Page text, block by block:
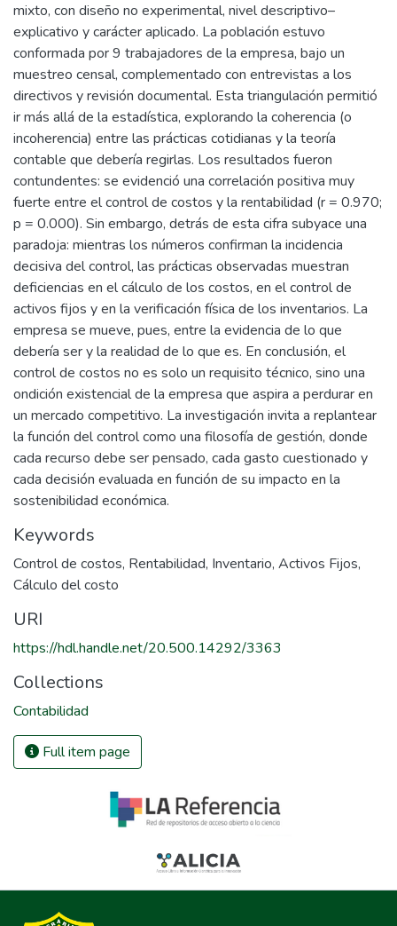
mixto, con diseño no experimental, nivel descriptivo–
explicativo y carácter aplicado. La población estuvo
conformada por 9 trabajadores de la empresa, bajo un
muestreo censal, complementado con entrevistas a los
directivos y revisión documental. Esta triangulación permitió
ir más allá de la estadística, explorando la coherencia (o
incoherencia) entre las prácticas cotidianas y la teoría
contable que debería regirlas. Los resultados fueron
contundentes: se evidenció una correlación positiva muy
fuerte entre el control de costos y la rentabilidad (r = 0.970;
p = 0.000). Sin embargo, detrás de esta cifra subyace una
paradoja: mientras los números confirman la incidencia
decisiva del control, las prácticas observadas muestran
deficiencias en el cálculo de los costos, en el control de
activos fijos y en la verificación física de los inventarios. La
empresa se mueve, pues, entre la evidencia de lo que
debería ser y la realidad de lo que es. En conclusión, el
control de costos no es solo un requisito técnico, sino una
ondición existencial de la empresa que aspira a perdurar en
un mercado competitivo. La investigación invita a replantear
la función del control como una filosofía de gestión, donde
cada recurso debe ser pensado, cada gasto cuestionado y
cada decisión evaluada en función de su impacto en la
sostenibilidad económica.
Keywords
Control de costos, Rentabilidad, Inventario, Activos Fijos,
Cálculo del costo
URI
https://hdl.handle.net/20.500.14292/3363
Collections
Contabilidad
Full item page